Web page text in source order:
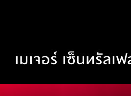
เมเจอร์ เซ็นทรัลเ